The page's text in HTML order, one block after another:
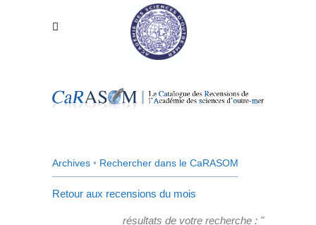
Archives • Rechercher dans le CaRASOM
Retour aux recensions du mois
résultats de votre recherche : "